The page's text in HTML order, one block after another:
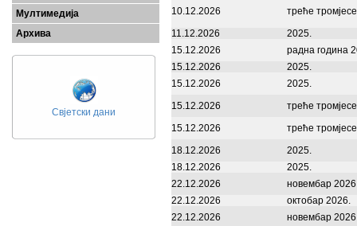
Мултимедија
Архива
Свјетски дани
10.12.2026
треће
11.12.2026
2025.
15.12.2026
радна година
15.12.2026
2025.
15.12.2026
2025.
15.12.2026
треће
15.12.2026
треће
18.12.2026
2025.
18.12.2026
2025.
22.12.2026
новембар
22.12.2026
октобар 2026.
22.12.2026
новембар